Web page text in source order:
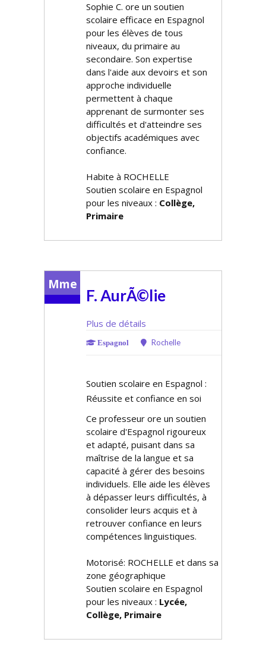
Sophie C. offre un soutien
scolaire efficace en Espagnol
pour les élèves de tous
niveaux, du primaire au
secondaire. Son expertise
dans l'aide aux devoirs et son
approche individuelle
permettent à chaque
apprenant de surmonter ses
difficultés et d'atteindre ses
objectifs académiques avec
confiance.
Habite à ROCHELLE
Soutien scolaire en Espagnol
pour les niveaux : Collège,
Primaire
Mme
F. AurÃ©lie
Plus de détails
Espagnol Rochelle
Soutien scolaire en Espagnol :
Réussite et confiance en soi
Ce professeur offre un soutien
scolaire d'Espagnol rigoureux
et adapté, puisant dans sa
maîtrise de la langue et sa
capacité à gérer des besoins
individuels. Elle aide les élèves
à dépasser leurs difficultés, à
consolider leurs acquis et à
retrouver confiance en leurs
compétences linguistiques.
Motorisé: ROCHELLE et dans sa
zone géographique
Soutien scolaire en Espagnol
pour les niveaux : Lycée,
Collège, Primaire